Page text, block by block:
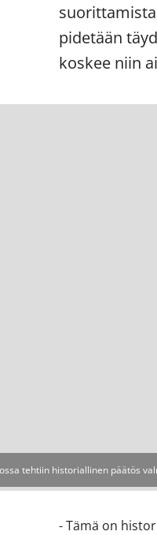
pidetään
koskee niin
tehtiin historiallinen päätös
- Tämä on